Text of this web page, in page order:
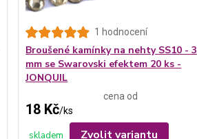
1 hodnocení
Broušené kamínky na nehty SS10 - 3
mm se Swarovski efektem 20 ks -
JONQUIL
cena od
18 Kč/ks
skladem Zvolit variantu